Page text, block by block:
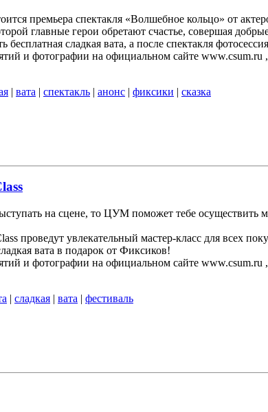
премьера спектакля «Волшебное кольцо» от
главные герои обретают счастье, совершая
бесплатная сладкая вата, а после спектакля
и фотографии на официальном сайте
| вата | спектакль | анонс | фиксики | сказка
на сцене, то ЦУМ поможет тебе осуществить
проведут увлекательный мастер-класс для всех
вата в подарок от Фиксиков!
и фотографии на официальном сайте
| сладкая | вата | фестиваль